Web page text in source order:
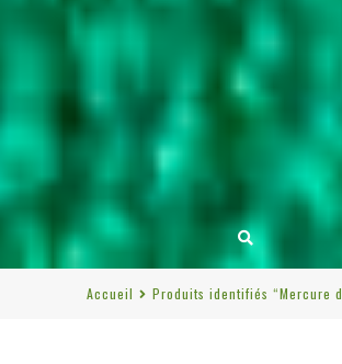
Accueil Produits identifiés “Mercure